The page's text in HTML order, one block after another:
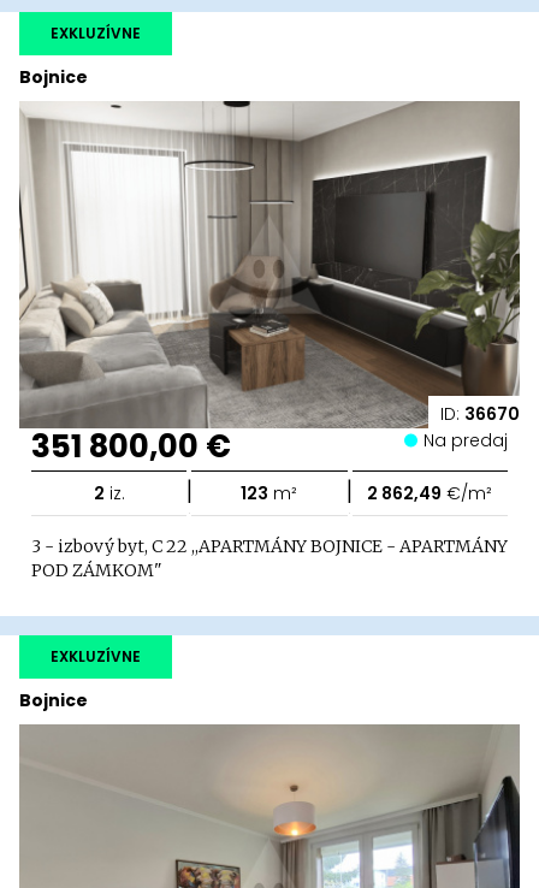
ID: 36670
Bojnice
EXKLUZÍVNE
351 800,00 € Na predaj
2 iz. | 123 m² | 2 862,49 €/m²
3 - izbový byt, C 22 ,,APARTMÁNY BOJNICE - APARTMÁNY
POD ZÁMKOM"
Bojnice
EXKLUZÍVNE